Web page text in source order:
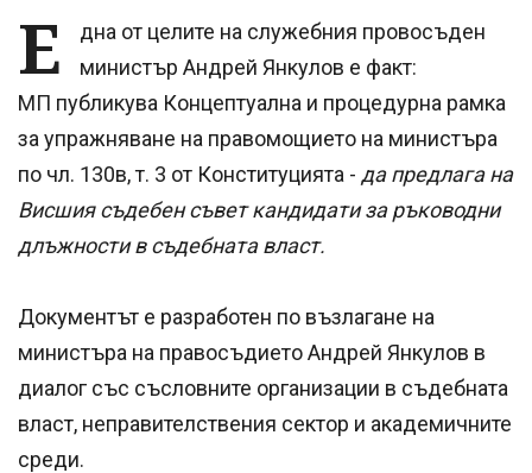
Е
дна от целите на служебния провосъден
министър Андрей Янкулов е факт:
МП публикува Концептуална и процедурна рамка
за упражняване на правомощието на министъра
по чл. 130в, т. 3 от Конституцията - да предлага на
Висшия съдебен съвет кандидати за ръководни
длъжности в съдебната власт.
Документът е разработен по възлагане на
министъра на правосъдието Андрей Янкулов в
диалог със съсловните организации в съдебната
власт, неправителствения сектор и академичните
среди.